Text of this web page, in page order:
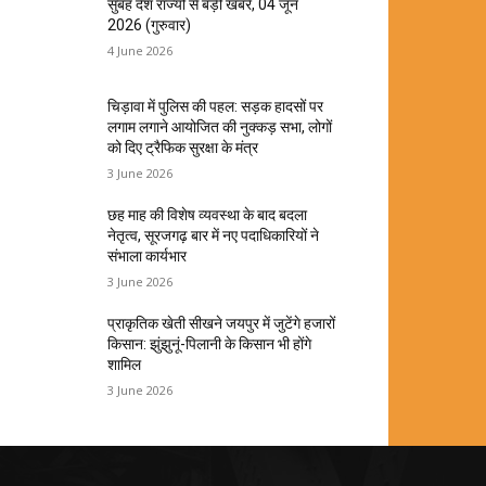
सुबह देश राज्यों से बड़ी खबरें, 04 जून
2026 (गुरुवार)
4 June 2026
चिड़ावा में पुलिस की पहल: सड़क हादसों पर
लगाम लगाने आयोजित की नुक्कड़ सभा, लोगों
को दिए ट्रैफिक सुरक्षा के मंत्र
3 June 2026
छह माह की विशेष व्यवस्था के बाद बदला
नेतृत्व, सूरजगढ़ बार में नए पदाधिकारियों ने
संभाला कार्यभार
3 June 2026
प्राकृतिक खेती सीखने जयपुर में जुटेंगे हजारों
किसान: झुंझुनूं-पिलानी के किसान भी होंगे
शामिल
3 June 2026